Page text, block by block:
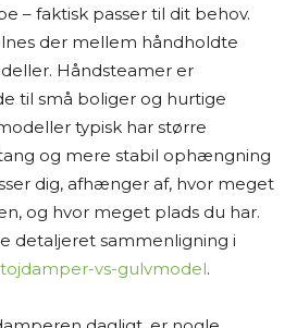
– faktisk passer til dit behov.
der mellem håndholdte
Håndsteamer er
til små boliger og hurtige
typisk har større
og mere stabil ophængning
dig, afhænger af, hvor meget
og hvor meget plads du har.
detaljeret sammenligning i
vs-gulvmodel.